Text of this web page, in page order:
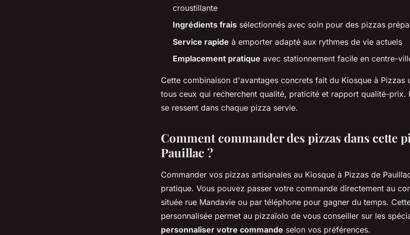
croustillante
Ingrédients frais sélectionnés avec soin pour des pizzas
Service rapide à emporter adapté aux rythmes de vie actuels
Emplacement pratique avec stationnement facile en centre-
Cette combinaison d'avantages concrets fait du Kiosque à
tous ceux qui recherchent qualité, praticité et rapport qualité-prix.
se ressent dans chaque pizza servie.
Comment commander des pizzas dans cette
Pauillac ?
Commander vos pizzas artisanales au Kiosque à Pizzas de
pratique. Vous pouvez passer votre commande directement au
située rue Mandavie ou par téléphone pour gagner du temps.
personnalisée permet au pizzaïolo de vous conseiller sur les
personnaliser votre commande selon vos préférences.